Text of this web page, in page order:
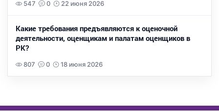
547 0 22 июня 2026
Какие требования предъявляются к оценочной
деятельности, оценщикам и палатам оценщиков в
РК?
807 0 18 июня 2026